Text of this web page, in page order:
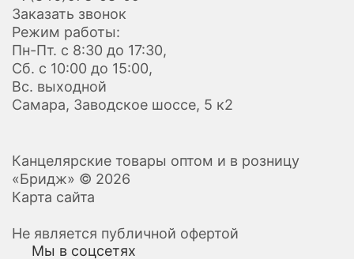
Заказать звонок
Режим работы:
Пн-Пт. с 8:30 до 17:30,
Сб. с 10:00 до 15:00,
Вс. выходной
Самара, Заводское шоссе, 5 к2
Канцелярские товары оптом и в розницу
«Бридж» © 2026
Карта сайта
Не является публичной офертой
Мы в соцсетях